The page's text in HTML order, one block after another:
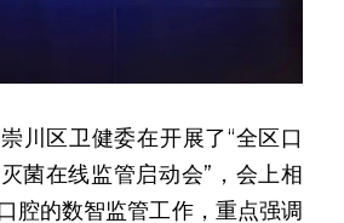
川区卫健委在开展了“全区口
菌在线监管启动会”，会上相
腔的数智监管工作，重点强调